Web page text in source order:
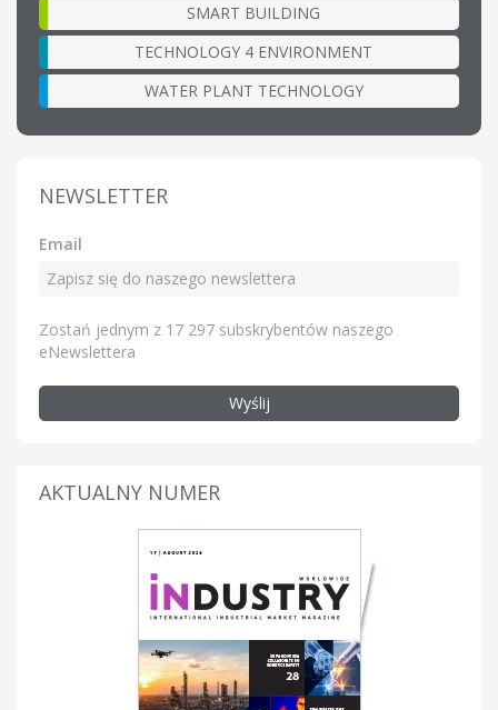
SMART BUILDING
TECHNOLOGY 4 ENVIRONMENT
WATER PLANT TECHNOLOGY
NEWSLETTER
Email
Zostań jednym z 17 297 subskrybentów naszego
eNewslettera
Wyślij
AKTUALNY NUMER